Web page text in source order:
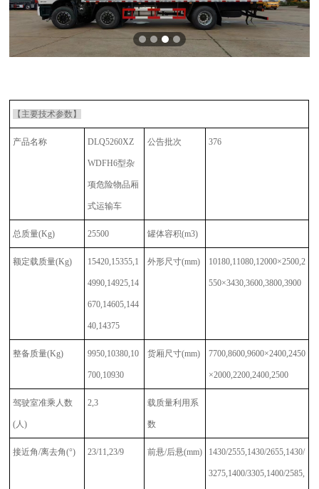
【主要技术参数】
产品名称 DLQ5260XZ
WDFH6型杂
项危险物品厢
式运输车
公告批次 376
总质量(Kg) 25500 罐体容积(m3)
额定载质量(Kg) 15420,15355,1
4990,14925,14
670,14605,144
40,14375
外形尺寸(mm) 10180,11080,12000×2500,2
550×3430,3600,3800,3900
整备质量(Kg) 9950,10380,10
700,10930
货厢尺寸(mm) 7700,8600,9600×2400,2450
×2000,2200,2400,2500
驾驶室准乘人数
(人)
2,3 载质量利用系
数
接近角/离去角(°) 23/11,23/9 前悬/后悬(mm) 1430/2555,1430/2655,1430/
3275,1400/3305,1400/2585,